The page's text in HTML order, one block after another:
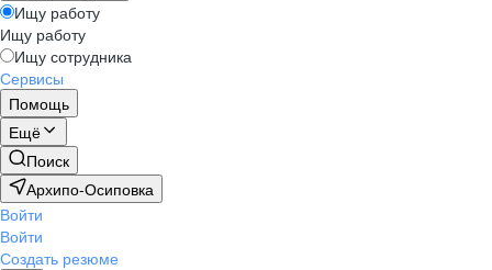
Ищу работу
Ищу работу
Ищу сотрудника
Сервисы
Помощь
Ещё
Поиск
Архипо-Осиповка
Войти
Войти
Создать резюме